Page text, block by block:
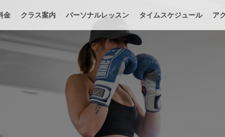
金 クラス案内 パーソナルレッスン タイムスケジュール ア